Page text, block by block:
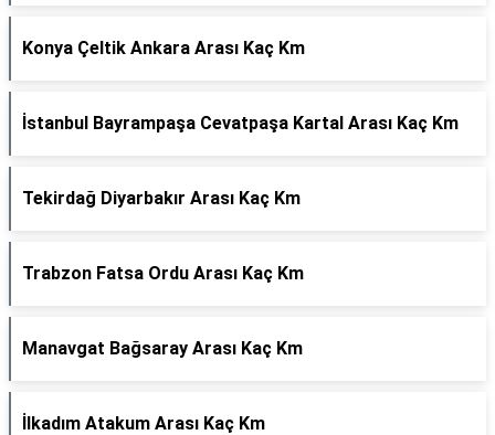
Konya Çeltik Ankara Arası Kaç Km
İstanbul Bayrampaşa Cevatpaşa Kartal Arası Kaç Km
Tekirdağ Diyarbakır Arası Kaç Km
Trabzon Fatsa Ordu Arası Kaç Km
Manavgat Bağsaray Arası Kaç Km
İlkadım Atakum Arası Kaç Km